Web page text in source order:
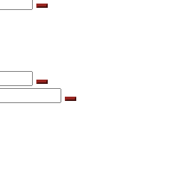
Suche
Suche
Suche